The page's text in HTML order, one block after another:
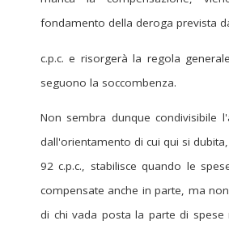
fondamento della deroga prevista
c.p.c. e risorgerà la regola
seguono la soccombenza.
Non sembra dunque condivisibile
dall'orientamento di cui qui si
92 c.p.c., stabilisce quando le
compensate anche in parte, ma
di chi vada posta la parte di spese